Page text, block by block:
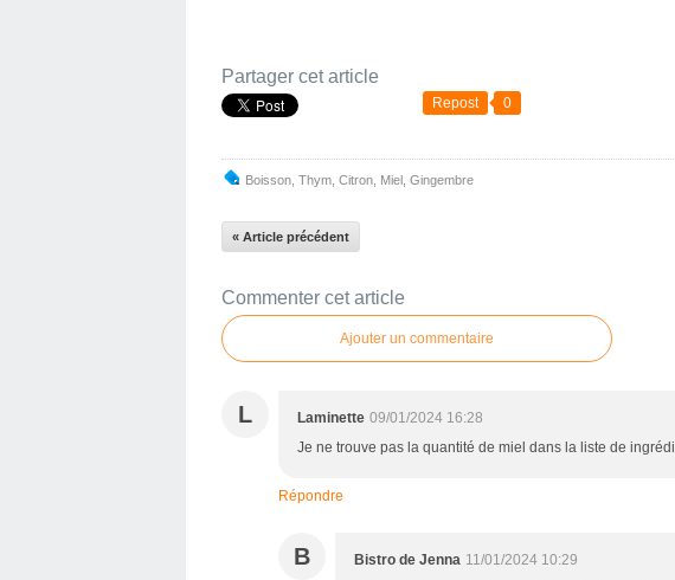
Partager cet article
Repost 0
Boisson Thym Citron Miel Gingembre
« Article précédent
Commenter cet article
Ajouter un commentaire
L Laminette 09/01/2024 16:28
Je ne trouve pas la quantité de miel dans la liste de
Répondre
B Bistro de Jenna 11/01/2024 10:29